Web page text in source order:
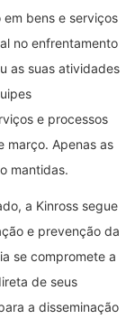
em bens e serviços
no enfrentamento
as suas atividades
e processos
março. Apenas as
mantidas.
a Kinross segue
e prevenção da
se compromete a
de seus
a disseminação